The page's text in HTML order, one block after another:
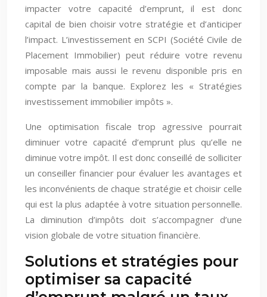
impacter votre capacité d’emprunt, il est donc
capital de bien choisir votre stratégie et d’anticiper
l’impact. L’investissement en SCPI (Société Civile de
Placement Immobilier) peut réduire votre revenu
imposable mais aussi le revenu disponible pris en
compte par la banque. Explorez les « Stratégies
investissement immobilier impôts ».
Une optimisation fiscale trop agressive pourrait
diminuer votre capacité d’emprunt plus qu’elle ne
diminue votre impôt. Il est donc conseillé de solliciter
un conseiller financier pour évaluer les avantages et
les inconvénients de chaque stratégie et choisir celle
qui est la plus adaptée à votre situation personnelle.
La diminution d’impôts doit s’accompagner d’une
vision globale de votre situation financière.
Solutions et stratégies pour
optimiser sa capacité